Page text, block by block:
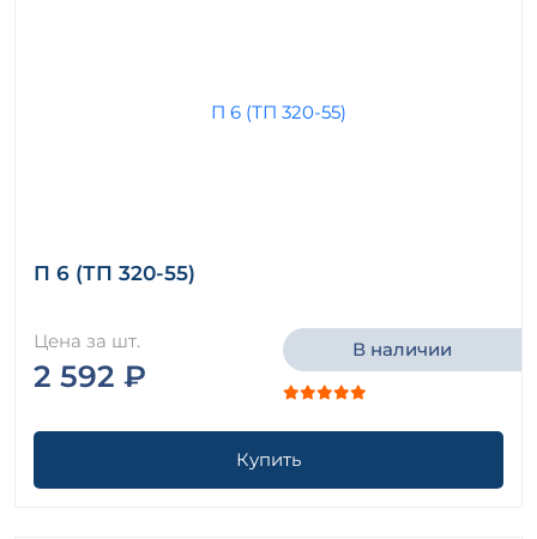
П 6 (ТП 320-55)
Цена за шт.
2 592 ₽
В наличии
Купить